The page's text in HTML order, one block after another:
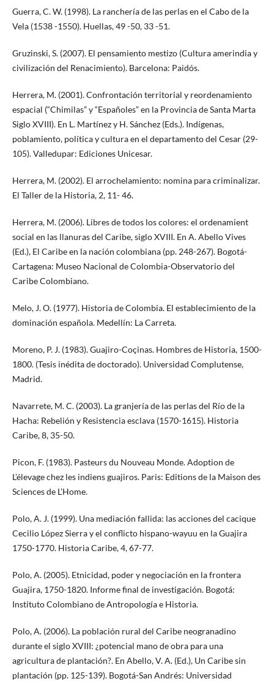
Guerra, C. W. (1998). La ranchería de las perlas en el Cabo de la
Vela (1538 -1550). Huellas, 49 -50, 33 -51.
Gruzinski, S. (2007). El pensamiento mestizo (Cultura amerindia y
civilización del Renacimiento). Barcelona: Paidós.
Herrera, M. (2001). Confrontación territorial y reordenamiento
espacial (“Chimilas” y “Españoles” en la Provincia de Santa Marta
Siglo XVIII). En L. Martínez y H. Sánchez (Eds.). Indígenas,
poblamiento, política y cultura en el departamento del Cesar (29-
105). Valledupar: Ediciones Unicesar.
Herrera, M. (2002). El arrochelamiento: nomina para criminalizar.
El Taller de la Historia, 2, 11- 46.
Herrera, M. (2006). Libres de todos los colores: el ordenamient
social en las llanuras del Caribe, siglo XVIII. En A. Abello Vives
(Ed.), El Caribe en la nación colombiana (pp. 248-267). Bogotá-
Cartagena: Museo Nacional de Colombia-Observatorio del
Caribe Colombiano.
Melo, J. O. (1977). Historia de Colombia. El establecimiento de la
dominación española. Medellín: La Carreta.
Moreno, P. J. (1983). Guajiro-Coçinas. Hombres de Historia, 1500-
1800. (Tesis inédita de doctorado). Universidad Complutense,
Madrid.
Navarrete, M. C. (2003). La granjería de las perlas del Río de la
Hacha: Rebelión y Resistencia esclava (1570-1615). Historia
Caribe, 8, 35-50.
Picon, F. (1983). Pasteurs du Nouveau Monde. Adoption de
L’élevage chez les indiens guajiros. Paris: Editions de la Maison des
Sciences de L’Home.
Polo, A. J. (1999). Una mediación fallida: las acciones del cacique
Cecilio López Sierra y el conflicto hispano-wayuu en la Guajira
1750-1770. Historia Caribe, 4, 67-77.
Polo, A. (2005). Etnicidad, poder y negociación en la frontera
Guajira, 1750-1820. Informe final de investigación. Bogotá:
Instituto Colombiano de Antropología e Historia.
Polo, A. (2006). La población rural del Caribe neogranadino
durante el siglo XVIII: ¿potencial mano de obra para una
agricultura de plantación?. En Abello, V. A. (Ed.), Un Caribe sin
plantación (pp. 125-139). Bogotá-San Andrés: Universidad